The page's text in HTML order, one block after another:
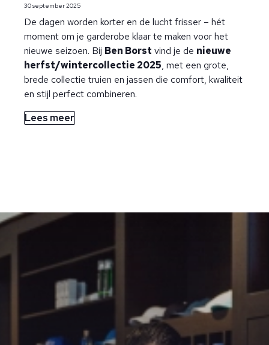
30 september 2025
De dagen worden korter en de lucht frisser – hét
moment om je garderobe klaar te maken voor het
nieuwe seizoen. Bij Ben Borst vind je de nieuwe
herfst/wintercollectie 2025, met een grote,
brede collectie truien en jassen die comfort, kwaliteit
en stijl perfect combineren.
Lees meer